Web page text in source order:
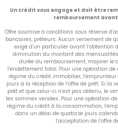
Un crédit vous engage et doit être
remboursement
Offre soumise à conditions sous réserve
bancaires, prêteurs. Aucun versement de
exigé d’un particulier avant l’obtention
diminution du montant des
durée du remboursement, majorer
l’endettement total. Pour une opération
régime du crédit immobilier,
jours à la réception de l’offre de prêt. Si la
prêt et que celui-ci n’est pas obtenu, le
les sommes versées. Pour une opération
régime du crédit à la consommation,
dans un délai de quatorze jours
l’acceptation de l’offre